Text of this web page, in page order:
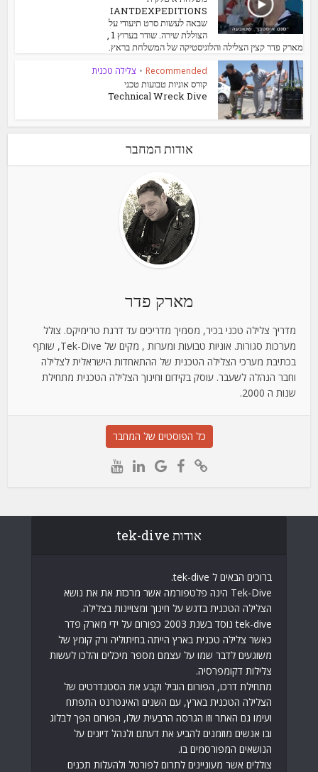
IANTDEXPEDITIONS
שבאה לעשות סרט תיעודי על
הצוללת שירה. שודר בערוץ 1 ,
מארק פדר קצין הצלילה והלוגיסטיקה של המשלחת בראץ.
Recommended
• צלילה טכנית
קורס אוניות טבועות טכני
Technical Wreck Dive
אודות המחבר
מארק פדר
מדריך צלילה טכני בכיר, מסמיך מדריכים עד דרגת טרימיקס. צולל
מערכות סגורות. אוניות טבועות ומערות , מקים של Tek-Dive, שותף
בכתיבת מערכי הצלילה הטכנית של ההתאחדות הישראלית לצלילה
וחבר הנהלה לשעבר. עוסק בקידום וחינוך הצלילה הטכנית מתחילת
שנות ה 2000.
כל הפוסטים של המחבר
אודות tek-dive
ברוכים הבאים ל tek-dive.
Tek-Dive הינה פלטפורמה אשר מרכזת את את נושא
הצלילה הטכנית בדגש על חינוך ומצויינות בצלילה.
tek-dive נוסד בשנת 2003 כפורום על ידי מארק פדר
כאשר צלילה טכנית בארץ הייתה בחיתוליה ורק קומץ של
משוגעים לדבר שמו על עצמם מספר מיכלים והלכו לעשות
צלילות דקומפרסיה.
מתחילת דרכו, הפורום הוביל וקבע את הסטנדרטים של
הצלילה הטכנית בארץ, עם השנים האינטרנט התפתח
ועימו גם האתר וזו הגרסה הרבעית שלו, הפורום הפך לבלוג
ובו אנשים מוזמנים להביע את דעתם ולנהל דיונים על
הנושאים המפורסמים בו.
צוללים אשר מעוניינים לתרום לפורטל ולהעלות תכנים